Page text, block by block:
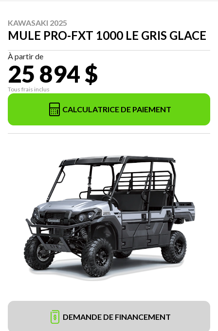
KAWASAKI 2025
MULE PRO-FXT 1000 LE GRIS GLACE
À partir de
25 894 $
Tous frais inclus
CALCULATRICE DE PAIEMENT
DEMANDE DE FINANCEMENT